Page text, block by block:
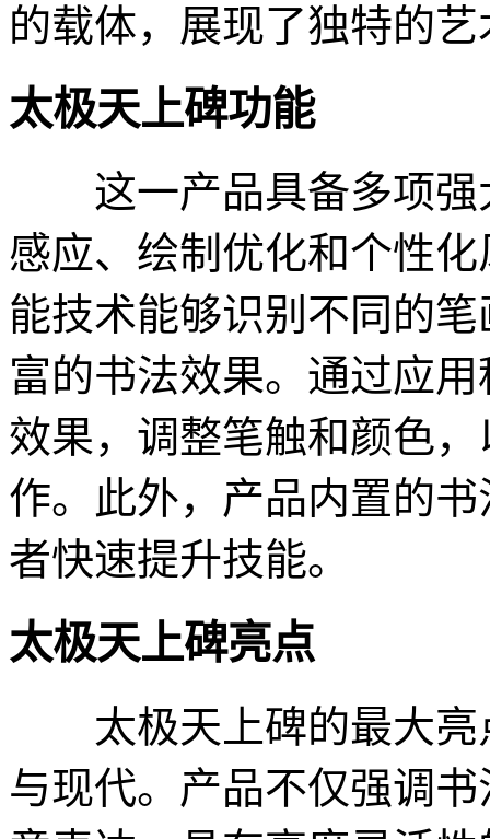
的载体，展现了独特的
太极天上碑功能
这一产品具备多项强
感应、绘制优化和个性
能技术能够识别不同的
富的书法效果。通过应
效果，调整笔触和颜色
作。此外，产品内置的
者快速提升技能。
太极天上碑亮点
太极天上碑的最大亮
与现代。产品不仅强调